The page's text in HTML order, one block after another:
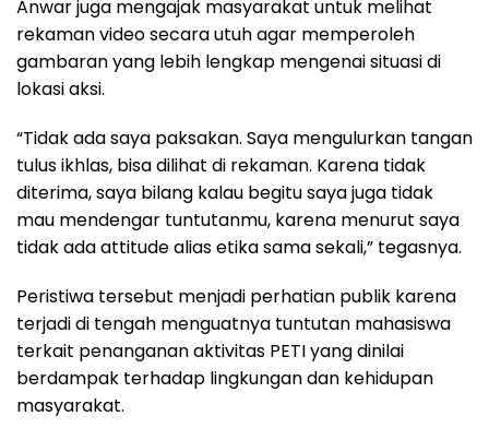
Anwar juga mengajak masyarakat untuk melihat
rekaman video secara utuh agar memperoleh
gambaran yang lebih lengkap mengenai situasi di
lokasi aksi.
“Tidak ada saya paksakan. Saya mengulurkan tangan
tulus ikhlas, bisa dilihat di rekaman. Karena tidak
diterima, saya bilang kalau begitu saya juga tidak
mau mendengar tuntutanmu, karena menurut saya
tidak ada attitude alias etika sama sekali,” tegasnya.
Peristiwa tersebut menjadi perhatian publik karena
terjadi di tengah menguatnya tuntutan mahasiswa
terkait penanganan aktivitas PETI yang dinilai
berdampak terhadap lingkungan dan kehidupan
masyarakat.